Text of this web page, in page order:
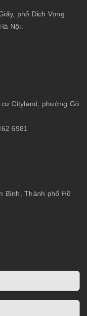
phố Dịch Vọng
Nội.
Cityland, phường Gò
6981
Bình, Thành phố Hồ